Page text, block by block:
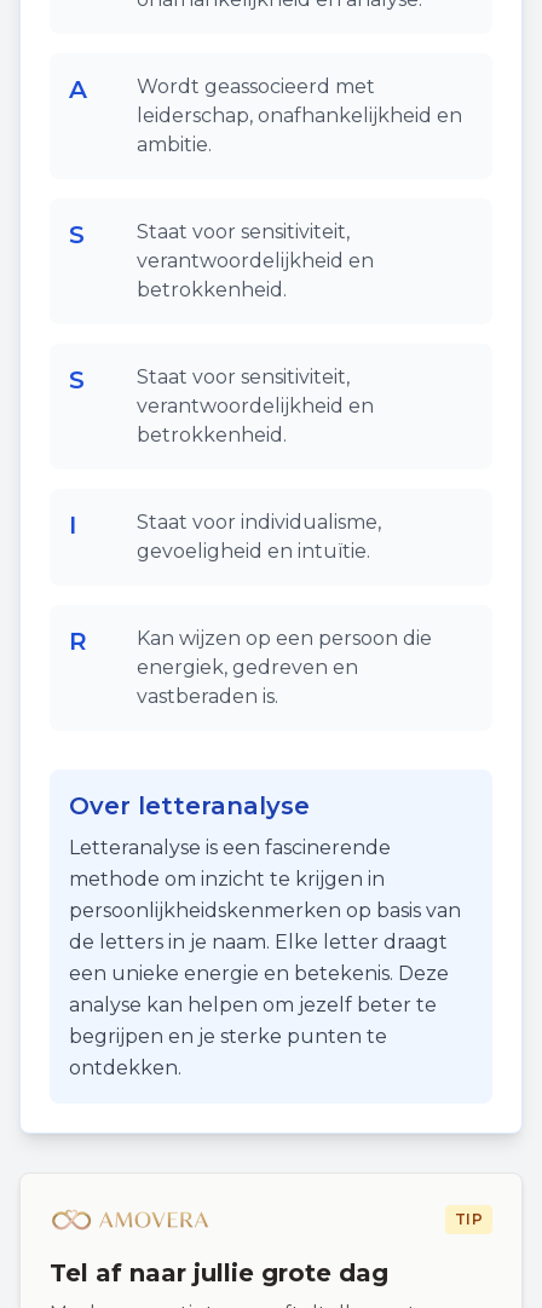
A
Wordt geassocieerd met
leiderschap, onafhankelijkheid en
ambitie.
S
Staat voor sensitiviteit,
verantwoordelijkheid en
betrokkenheid.
S
Staat voor sensitiviteit,
verantwoordelijkheid en
betrokkenheid.
I
Staat voor individualisme,
gevoeligheid en intuïtie.
R
Kan wijzen op een persoon die
energiek, gedreven en
vastberaden is.
Over letteranalyse
Letteranalyse is een fascinerende
methode om inzicht te krijgen in
persoonlijkheidskenmerken op basis van
de letters in je naam. Elke letter draagt
een unieke energie en betekenis. Deze
analyse kan helpen om jezelf beter te
begrijpen en je sterke punten te
ontdekken.
TIP
Tel af naar jullie grote dag